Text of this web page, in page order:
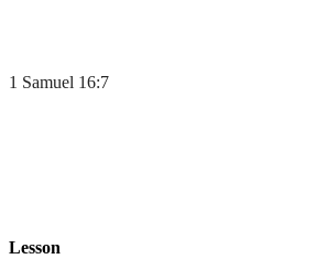
1 Samuel 16:7
Lesson